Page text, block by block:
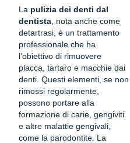
La pulizia dei denti dal
dentista , nota anche come
detartrasi, è un trattamento
professionale che ha
l’obiettivo di rimuovere
placca, tartaro e macchie dai
denti. Questi elementi, se non
rimossi regolarmente,
possono portare alla
formazione di carie, gengiviti
e altre malattie gengivali,
come la parodontite. La